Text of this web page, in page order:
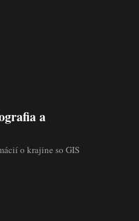
a
o krajine so GIS